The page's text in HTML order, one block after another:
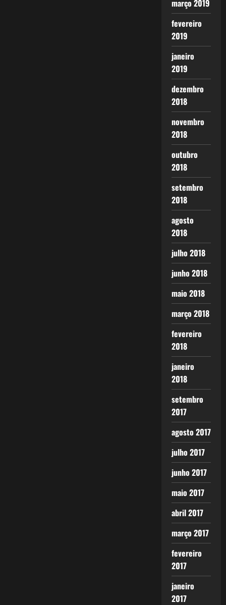
março 2019
fevereiro
2019
janeiro
2019
dezembro
2018
novembro
2018
outubro
2018
setembro
2018
agosto
2018
julho 2018
junho 2018
maio 2018
março 2018
fevereiro
2018
janeiro
2018
setembro
2017
agosto 2017
julho 2017
junho 2017
maio 2017
abril 2017
março 2017
fevereiro
2017
janeiro
2017